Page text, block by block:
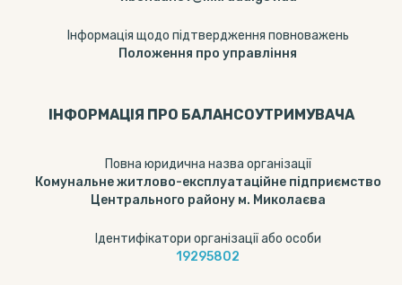
Інформація щодо підтвердження повноважень
Положення про управління
ІНФОРМАЦІЯ ПРО БАЛАНСОУТРИМУВАЧА
Повна юридична назва організації
Комунальне житлово-експлуатаційне підприємство
Центрального району м. Миколаєва
Ідентифікатори організації або особи
19295802